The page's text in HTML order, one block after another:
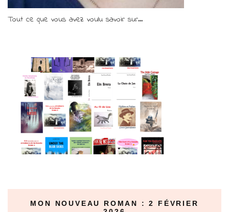
Tout ce que vous avez voulu savoir sur...
MON NOUVEAU ROMAN : 2 FÉVRIER